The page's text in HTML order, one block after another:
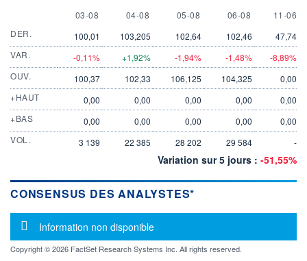
3 AUGUST
03-08 4 AUGUST
04-08 5 AUGUST
05-08 6 AUGUST
06-08 11
11-06
DER.
100,01 103,205 102,64 102,46
47,74
VAR.
-0,11% +1,92% -1,94% -1,48%
-8,89%
OUV.
100,37 102,33 106,125 104,325
0,00
+HAUT
0,00 0,00 0,00 0,00
0,00
+BAS
0,00 0,00 0,00 0,00
0,00
VOL.
3 139 22 385 28 202 29 584 -
Variation sur 5 jours : -51,55%
CONSENSUS DES ANALYSTES*
Message d'information
Information non disponible
Copyright © 2026 FactSet Research Systems Inc. All rights reserved.